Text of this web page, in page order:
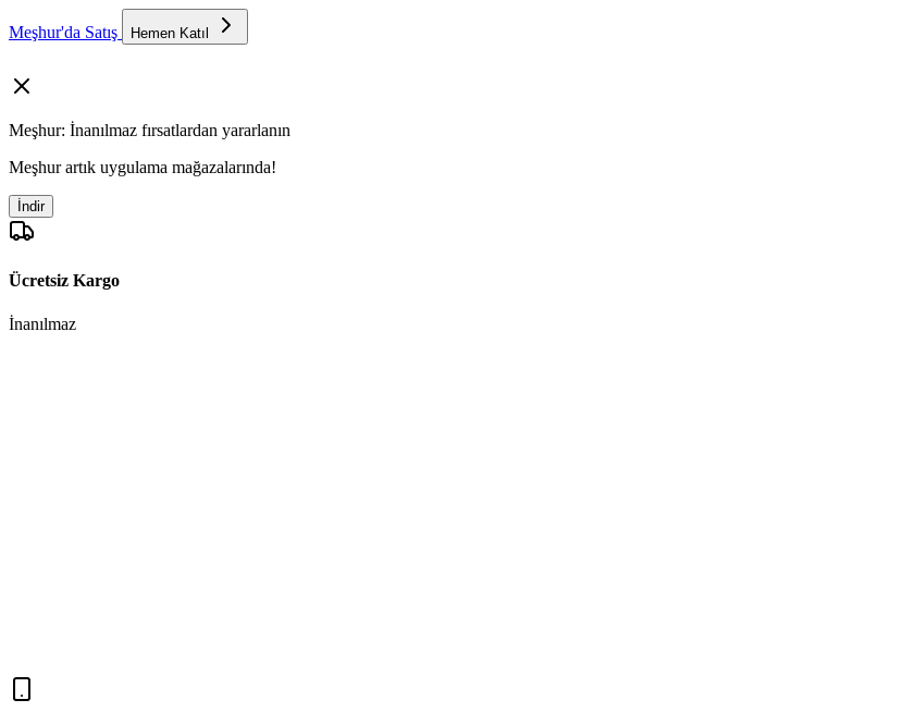
Meşhur'da Satış Hemen Katıl
Meşhur: İnanılmaz fırsatlardan yararlanın
Meşhur artık uygulama mağazalarında!
İndir
Ücretsiz Kargo
İnanılmaz